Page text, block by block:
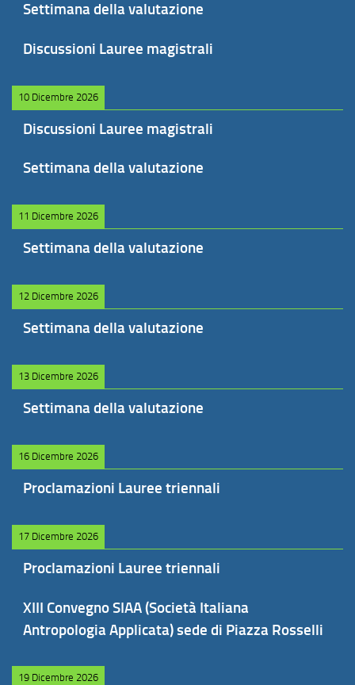
Settimana della valutazione
Discussioni Lauree magistrali
10 Dicembre 2026
Discussioni Lauree magistrali
Settimana della valutazione
11 Dicembre 2026
Settimana della valutazione
12 Dicembre 2026
Settimana della valutazione
13 Dicembre 2026
Settimana della valutazione
16 Dicembre 2026
Proclamazioni Lauree triennali
17 Dicembre 2026
Proclamazioni Lauree triennali
XIII Convegno SIAA (Società Italiana
Antropologia Applicata) sede di Piazza Rosselli
19 Dicembre 2026